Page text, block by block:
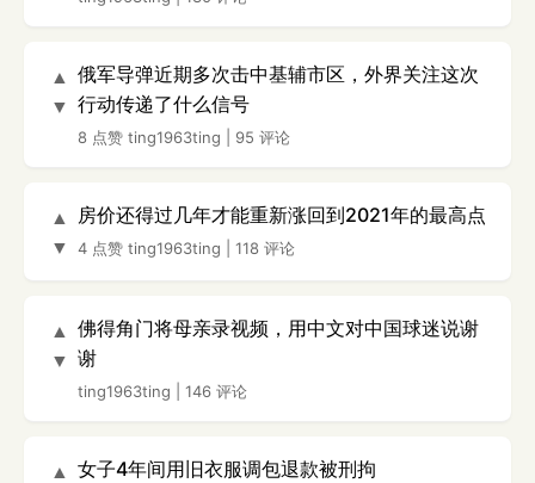
▲
▼
俄军导弹近期多次击中基辅市区，外界关注这次
行动传递了什么信号
8 点赞 ting1963ting 95 评论
▲
▼
房价还得过几年才能重新涨回到2021年的最高点
4 点赞 ting1963ting 118 评论
▲
▼
佛得角门将母亲录视频，用中文对中国球迷说谢
谢
ting1963ting 146 评论
▲
女子4年间用旧衣服调包退款被刑拘